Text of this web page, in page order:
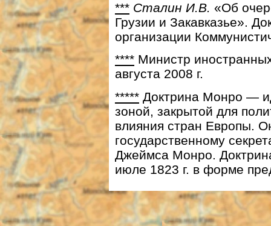
*** Сталин И.В. «Об
Грузии и Закавказье».
организации
**** Министр
августа 2008 г.
***** Доктрина Монро —
зоной, закрытой для
влияния стран Европы.
государственному
Джеймса Монро.
июле 1823 г. в форме